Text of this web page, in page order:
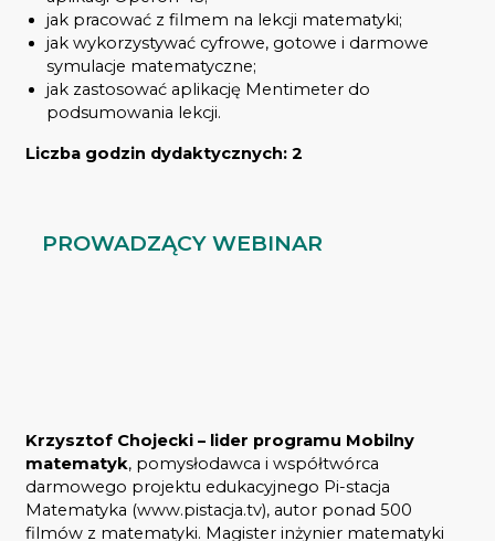
jak pracować z filmem na lekcji matematyki;
jak wykorzystywać cyfrowe, gotowe i darmowe
symulacje matematyczne;
jak zastosować aplikację Mentimeter do
podsumowania lekcji.
Liczba godzin dydaktycznych: 2
PROWADZĄCY WEBINAR
Krzysztof Chojecki – lider programu Mobilny
matematyk, pomysłodawca i współtwórca
darmowego projektu edukacyjnego Pi-stacja
Matematyka (www.pistacja.tv), autor ponad 500
filmów z matematyki. Magister inżynier matematyki